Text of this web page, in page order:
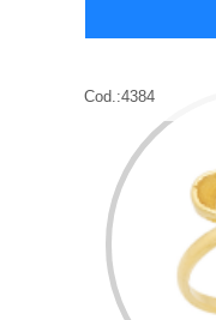
Cod.:4384